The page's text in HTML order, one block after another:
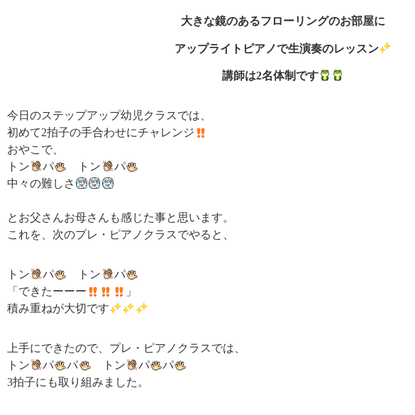
大きな鏡のあるフローリングのお部屋に
アップライトピアノで生演奏のレッスン
講師は2名体制です
今日のステップアップ幼児クラスでは、
初めて2拍子の手合わせにチャレンジ
おやこで、
トン
パ トン
パ
中々の難しさ
とお父さんお母さんも感じた事と思います。
これを、次のプレ・ピアノクラスでやると、
トン パ トン
パ
「できたーーー
」
積み重ねが大切です
上手にできたので、プレ・ピアノクラスでは、
トン
パ パ トン パ
パ
3拍子にも取り組みました。